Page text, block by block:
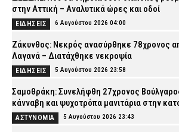
στην Αττική – Αναλυτικά ώρες και οδοί
ΕΙΔΗΣΕΙΣ 6 Αυγούστου 2026 04:00
Ζάκυνθος: Νεκρός ανασύρθηκε 78χρονος
Λαγανά – Διατάχθηκε νεκροψία
ΕΙΔΗΣΕΙΣ 5 Αυγούστου 2026 23:58
Σαμοθράκη: Συνελήφθη 27χρονος
κάνναβη και ψυχοτρόπα μανιτάρια στην
ΑΣΤΥΝΟΜΙΑ 5 Αυγούστου 2026 23:43